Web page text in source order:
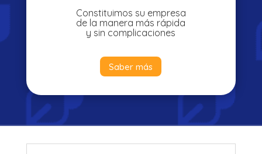
Constituimos su empresa
de la manera más rápida
y sin complicaciones
Saber más